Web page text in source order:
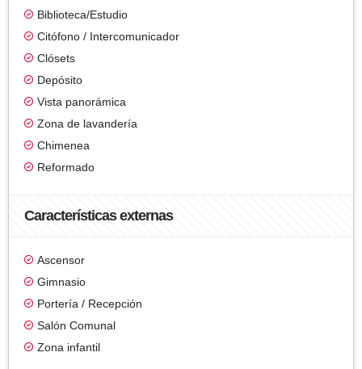
Biblioteca/Estudio
Citófono / Intercomunicador
Clósets
Depósito
Vista panorámica
Zona de lavandería
Chimenea
Reformado
Características externas
Ascensor
Gimnasio
Portería / Recepción
Salón Comunal
Zona infantil